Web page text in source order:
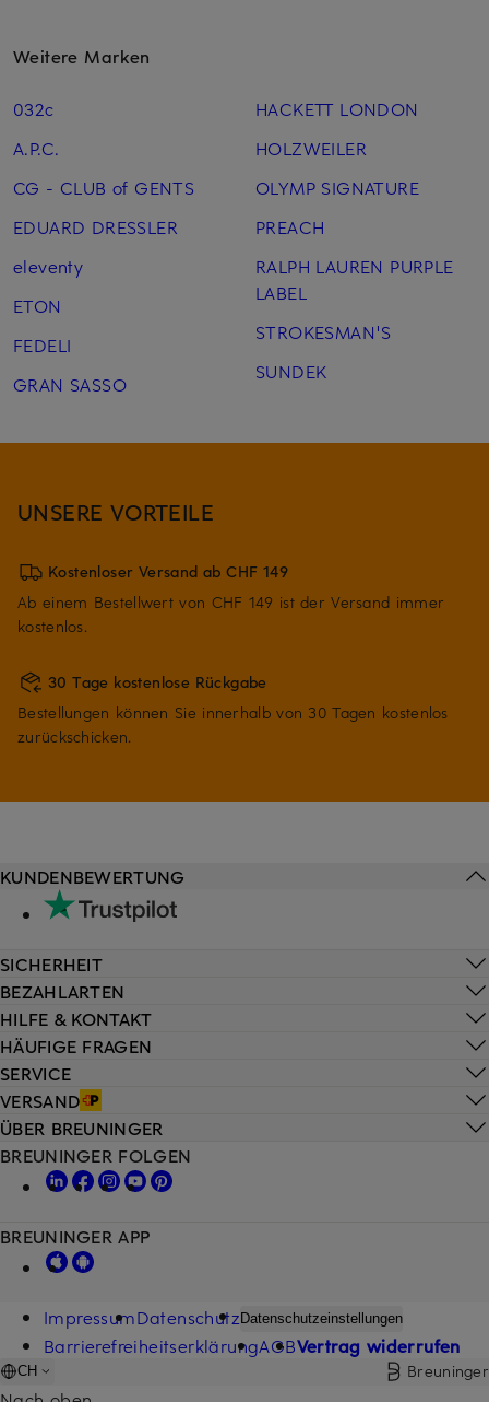
Weitere Marken
032c
A.P.C.
CG - CLUB of GENTS
EDUARD DRESSLER
eleventy
ETON
FEDELI
GRAN SASSO
HACKETT LONDON
HOLZWEILER
OLYMP SIGNATURE
PREACH
RALPH LAUREN PURPLE
LABEL
STROKESMAN'S
SUNDEK
UNSERE VORTEILE
Kostenloser Versand ab CHF 149
Ab einem Bestellwert von CHF 149 ist der Versand immer
kostenlos.
30 Tage kostenlose Rückgabe
Bestellungen können Sie innerhalb von 30 Tagen kostenlos
zurückschicken.
HILFE & KONTAKT
HÄUFIGE FRAGEN
SERVICE
VERSAND
KUNDENBEWERTUNG
SICHERHEIT
BEZAHLARTEN
ÜBER BREUNINGER
BREUNINGER FOLGEN
BREUNINGER APP
ImpressumDatenschutz Datenschutzeinstellungen
BarrierefreiheitserklärungAGBVertrag widerrufen
CH Breuninger